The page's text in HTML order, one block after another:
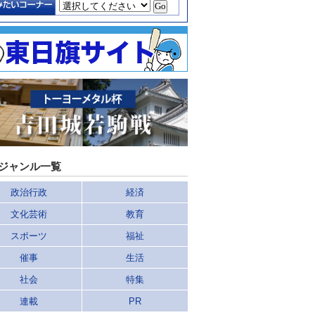
ャンル一覧
政治行政 経済
文化芸術 教育
スポーツ 福祉
催事 生活
社会 特集
連載 PR